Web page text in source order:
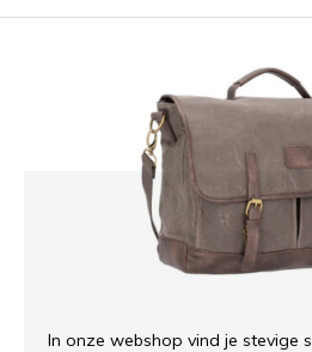
In onze webshop vind je stevige